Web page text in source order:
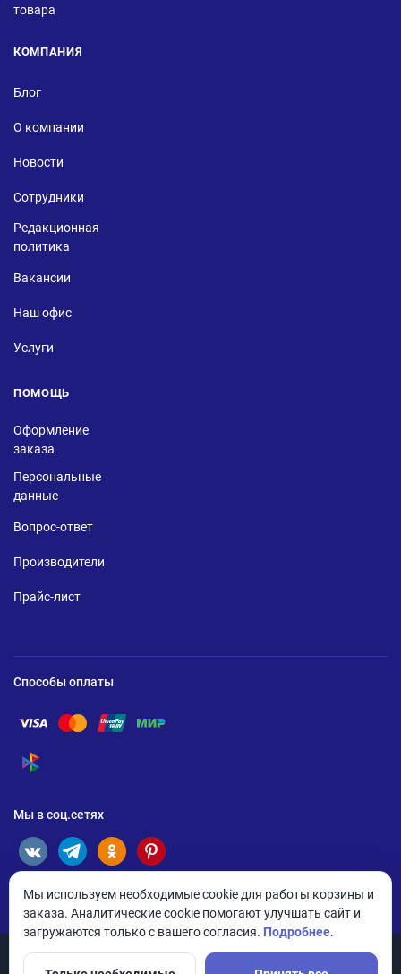
товара
КОМПАНИЯ
Блог
О компании
Новости
Сотрудники
Редакционная
политика
Вакансии
Наш офис
Услуги
ПОМОЩЬ
Оформление
заказа
Персональные
данные
Вопрос-ответ
Производители
Прайс-лист
Способы оплаты
Помощь по оплате Visa
Помощь по оплате Mastercard
Помощь по оплате UnionPay
Помощь по оплате Мир
Помощь по оплате СБП
Мы в соц.сетях
Мы используем необходимые cookie для работы корзины и
заказа. Аналитические cookie помогают улучшать сайт и
загружаются только с вашего согласия. Подробнее.